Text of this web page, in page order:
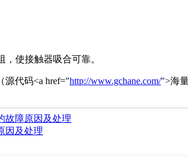
使接触器吸合可靠。
代码<a href="http://www.gchane.com/">海
故障原因及处理
因及处理